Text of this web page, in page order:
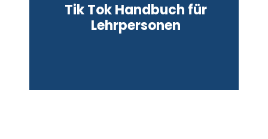
Tik Tok Handbuch für
Lehrpersonen